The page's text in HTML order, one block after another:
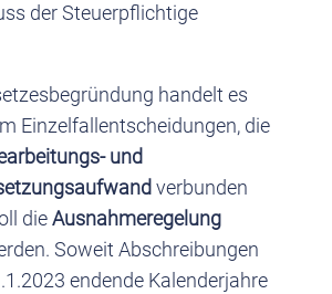
der Steuerpflichtige
handelt es
Einzelfallentscheidungen, die
und
verbunden
dieAusnahmeregelung
Soweit Abschreibungen
endende Kalenderjahre